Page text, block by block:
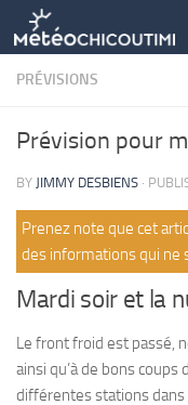
Skip to content
PRÉVISIONS
Prévision pour
BY JIMMY DESBIENS ·
Prenez note que cet
des informations qui ne
Mardi soir et la
Le front froid est passé,
ainsi qu’à de bons
différentes stations